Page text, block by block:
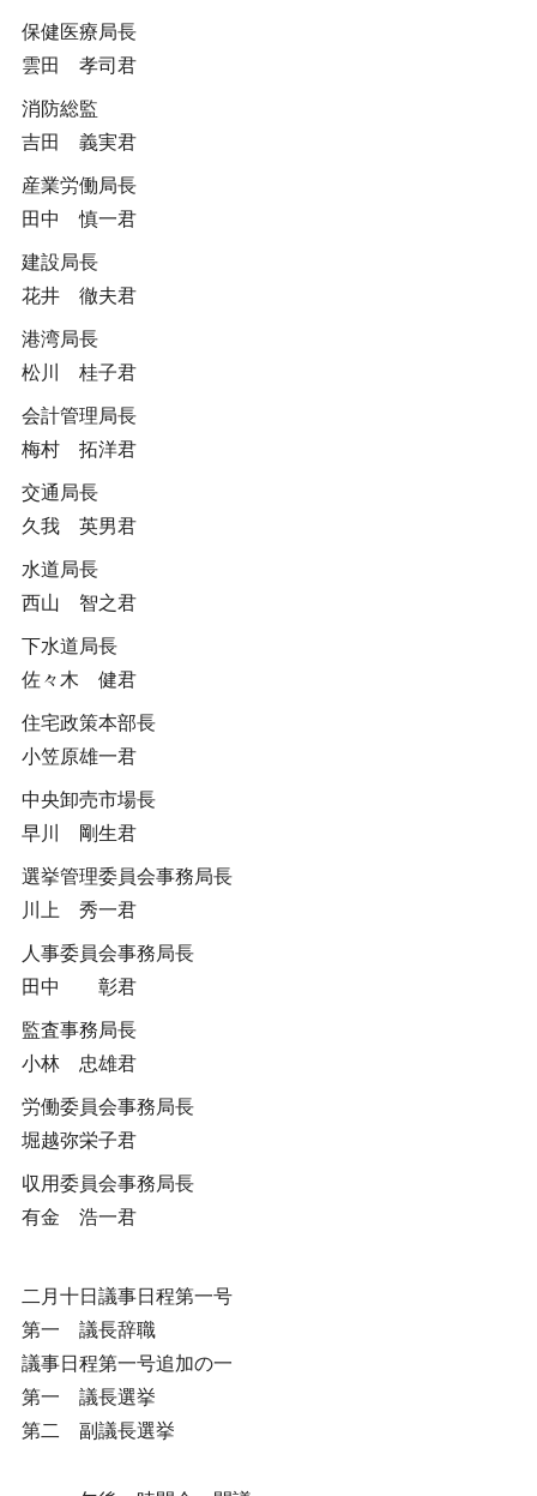
保健医療局長
雲田 孝司君
消防総監
吉田 義実君
産業労働局長
田中 慎一君
建設局長
花井 徹夫君
港湾局長
松川 桂子君
会計管理局長
梅村 拓洋君
交通局長
久我 英男君
水道局長
西山 智之君
下水道局長
佐々木 健君
住宅政策本部長
小笠原雄一君
中央卸売市場長
早川 剛生君
選挙管理委員会事務局長
川上 秀一君
人事委員会事務局長
田中 彰君
監査事務局長
小林 忠雄君
労働委員会事務局長
堀越弥栄子君
収用委員会事務局長
有金 浩一君
二月十日議事日程第一号
第一 議長辞職
議事日程第一号追加の一
第一 議長選挙
第二 副議長選挙